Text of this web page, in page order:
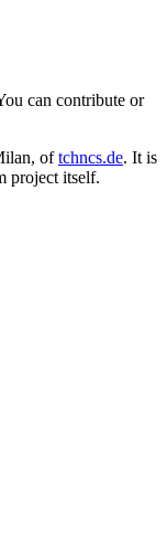
can contribute or
oftchncs.de. It is
project itself.